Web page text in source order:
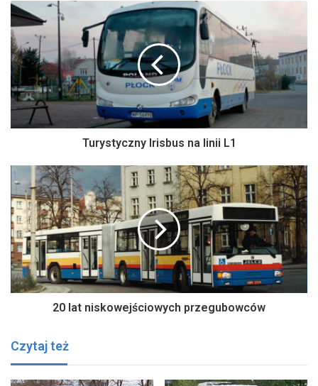
Turystyczny Irisbus na linii L1
20 lat niskowejściowych przegubowców
Czytaj też